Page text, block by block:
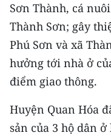
MEDIA CENTER
E-Magazine
Video
Media Kinh tế
Sơn Thành, cá
Thành Sơn; gây
Phú Sơn và xã
hưởng tới nhà ở
điểm giao thông.
Huyện Quan Hóa
sản của 3 hộ dân